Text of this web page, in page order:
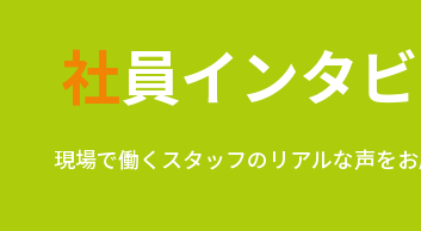
社員インタ
現場で働くスタッフのリアルな声をお